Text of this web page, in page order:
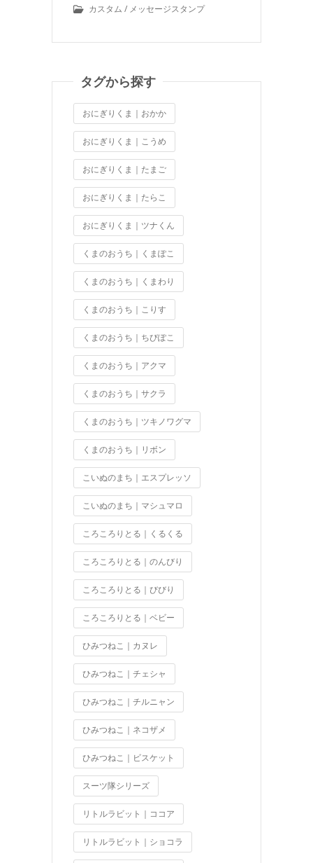
カスタム / メッセージスタンプ
タグから探す
おにぎりくま｜おかか
おにぎりくま｜こうめ
おにぎりくま｜たまご
おにぎりくま｜たらこ
おにぎりくま｜ツナくん
くまのおうち｜くまぽこ
くまのおうち｜くまわり
くまのおうち｜こりす
くまのおうち｜ちびぽこ
くまのおうち｜アクマ
くまのおうち｜サクラ
くまのおうち｜ツキノワグマ
くまのおうち｜リボン
こいぬのまち｜エスプレッソ
こいぬのまち｜マシュマロ
ころころりとる｜くるくる
ころころりとる｜のんびり
ころころりとる｜びびり
ころころりとる｜ベビー
ひみつねこ｜カヌレ
ひみつねこ｜チェシャ
ひみつねこ｜チルニャン
ひみつねこ｜ネコザメ
ひみつねこ｜ビスケット
スーツ隊シリーズ
リトルラビット｜ココア
リトルラビット｜ショコラ